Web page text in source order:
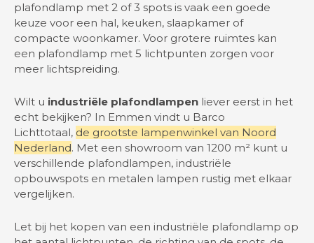
plafondlamp met 2 of 3 spots is vaak een goede
keuze voor een hal, keuken, slaapkamer of
compacte woonkamer. Voor grotere ruimtes kan
een plafondlamp met 5 lichtpunten zorgen voor
meer lichtspreiding.
Wilt u industriële plafondlampen liever eerst in het
echt bekijken? In Emmen vindt u Barco
Lichttotaal, de grootste lampenwinkel van Noord
Nederland. Met een showroom van 1200 m² kunt u
verschillende plafondlampen, industriële
opbouwspots en metalen lampen rustig met elkaar
vergelijken.
Let bij het kopen van een industriële plafondlamp op